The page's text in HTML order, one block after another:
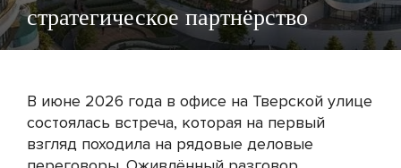
стратегическое партнёрство
В июне 2026 года в офисе на Тверской улице
состоялась встреча, которая на первый
взгляд походила на рядовые деловые